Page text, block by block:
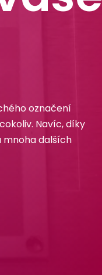
označení
Navíc, díky
mnoha dalších